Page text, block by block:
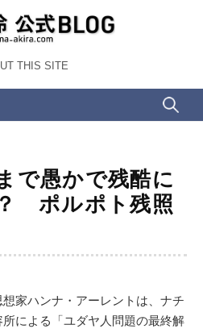
THIS SITE
検
で愚かで残酷に
ポルポト残照
家ハンナ・アーレントは、ナチ
による「ユダヤ人問題の最終解